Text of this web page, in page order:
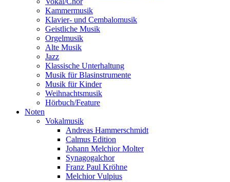
Kammermusik
Klavier- und Cembalomusik
Geistliche Musik
Orgelmusik
Alte Musik
Jazz
Klassische Unterhaltung
Musik für Blasinstrumente
Musik für Kinder
Weihnachtsmusik
Hörbuch/Feature
Noten
Vokalmusik
Andreas Hammerschmidt
Calmus Edition
Johann Melchior Molter
Synagogalchor
Franz Paul Kröhne
Melchior Vulpius